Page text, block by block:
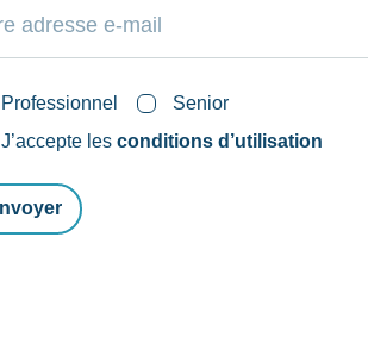
Professionnel
Senior
J’accepte lesconditions d’utilisation